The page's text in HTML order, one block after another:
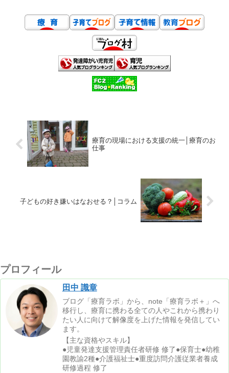
療育の現場における支援の統一│療育のお
仕事
子どもの好き嫌いはなおせる？│コラム
プロフィール
田中 識章
ブログ「療育ラボ」から、note「療育ラボ＋」へ
移行し、療育に携わる全ての人やこれから携わり
たい人に向けて解像度を上げた情報を発信してい
ます。
【主な資格やスキル】
●児童発達支援管理責任者研修 修了●保育士●幼稚
園教諭2種●介護福祉士●重度訪問介護従業者養成
研修過程 修了